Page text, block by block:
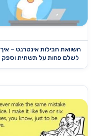
השוואת חבילות אינטרנט – איך
לשלם פחות על תשתית וספק